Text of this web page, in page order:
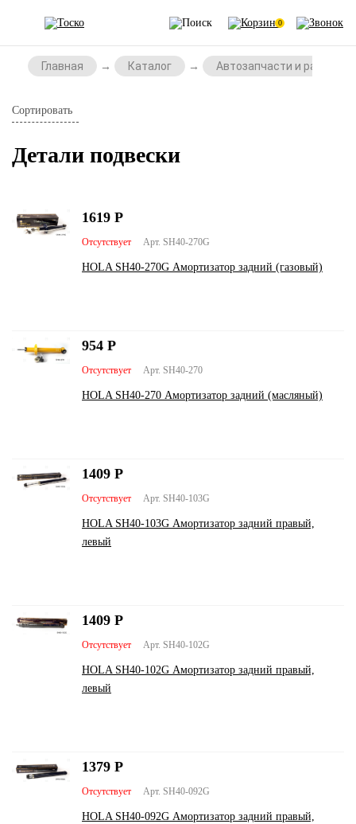
0
Главная Каталог Автозапчасти и
Сортировать
Детали подвески
Арт. SH40-270G
Отсутствует
HOLA SH40-270G Амортизатор задний (газовый)
1619 Р
Арт. SH40-270
Отсутствует
HOLA SH40-270 Амортизатор задний (масляный)
954 Р
Арт. SH40-103G
Отсутствует
HOLA SH40-103G Амортизатор задний правый,
левый
1409 Р
Арт. SH40-102G
Отсутствует
HOLA SH40-102G Амортизатор задний правый,
левый
1409 Р
Арт. SH40-092G
Отсутствует
HOLA SH40-092G Амортизатор задний правый,
1379 Р